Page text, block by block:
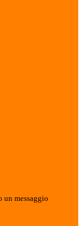
un messaggio